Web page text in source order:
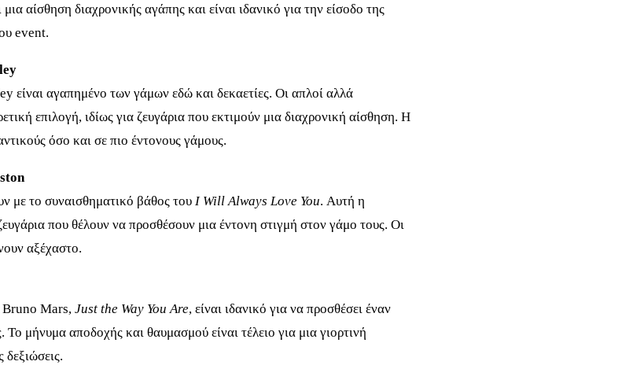
αίσθηση διαχρονικής αγάπης και είναι ιδανικό για την είσοδο της
event.
είναι αγαπημένο των γάμων εδώ και δεκαετίες. Οι απλοί αλλά
επιλογή, ιδίως για ζευγάρια που εκτιμούν μια διαχρονική αίσθηση. Η
όσο και σε πιο έντονους γάμους.
με το συναισθηματικό βάθος του I Will Always Love You. Αυτή η
που θέλουν να προσθέσουν μια έντονη στιγμή στον γάμο τους. Οι
αξέχαστο.
Bruno Mars, Just the Way You Are, είναι ιδανικό για να προσθέσει έναν
μήνυμα αποδοχής και θαυμασμού είναι τέλειο για μια γιορτινή
δεξιώσεις.